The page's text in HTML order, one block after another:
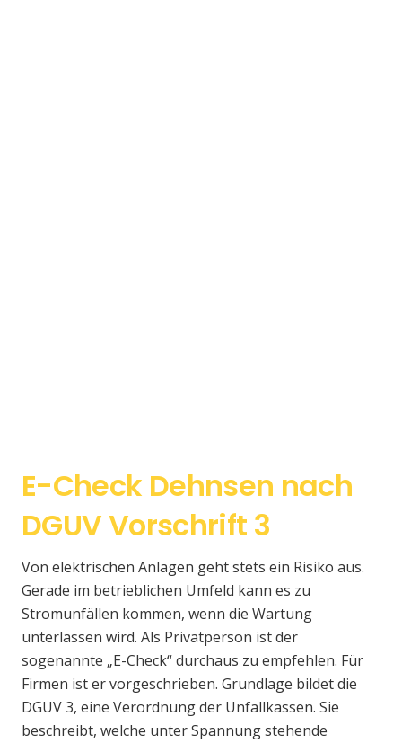
E-Check Dehnsen nach
DGUV Vorschrift 3
Von elektrischen Anlagen geht stets ein Risiko aus.
Gerade im betrieblichen Umfeld kann es zu
Stromunfällen kommen, wenn die Wartung
unterlassen wird. Als Privatperson ist der
sogenannte „E-Check“ durchaus zu empfehlen. Für
Firmen ist er vorgeschrieben. Grundlage bildet die
DGUV 3, eine Verordnung der Unfallkassen. Sie
beschreibt, welche unter Spannung stehende